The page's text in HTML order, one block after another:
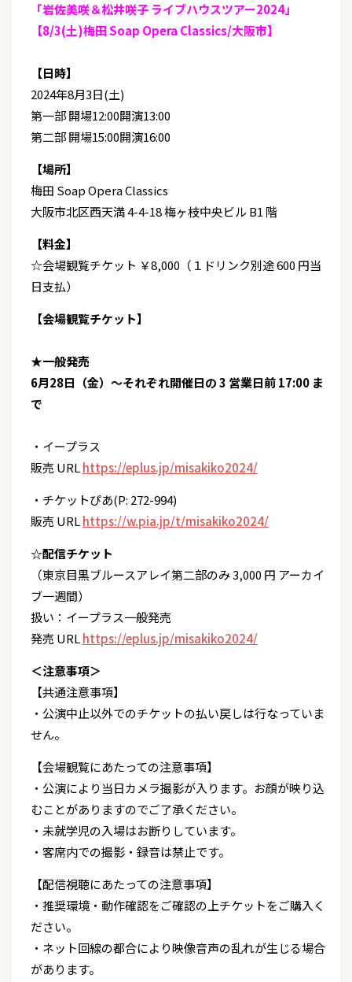
「岩佐美咲＆松井咲子 ライブハウスツアー2024」
【8/3(土)梅田 Soap Opera Classics/大阪市】
【日時】
2024年8月3日(土)
第一部 開場12:00開演13:00
第二部 開場15:00開演16:00
【場所】
梅田 Soap Opera Classics
大阪市北区西天満 4-4-18 梅ヶ枝中央ビル B1 階
【料金】
☆会場観覧チケット ￥8,000（１ドリンク別途 600 円当
日支払）
【会場観覧チケット】
★一般発売
6月28日（金）～それぞれ開催日の 3 営業日前 17:00 ま
で
・イープラス
販売 URLhttps://eplus.jp/misakiko2024/
・チケットぴあ(P: 272-994)
販売 URLhttps://w.pia.jp/t/misakiko2024/
☆配信チケット
（東京目黒ブルースアレイ第二部のみ 3,000 円 アーカイ
ブ一週間）
扱い：イープラス一般発売
発売 URLhttps://eplus.jp/misakiko2024/
＜注意事項＞
【共通注意事項】
・公演中止以外でのチケットの払い戻しは行なっていま
せん。
【会場観覧にあたっての注意事項】
・公演により当日カメラ撮影が入ります。お顔が映り込
むことがありますのでご了承ください。
・未就学児の入場はお断りしています。
・客席内での撮影・録音は禁止です。
【配信視聴にあたっての注意事項】
・推奨環境・動作確認をご確認の上チケットをご購入く
ださい。
・ネット回線の都合により映像音声の乱れが生じる場合
があります。